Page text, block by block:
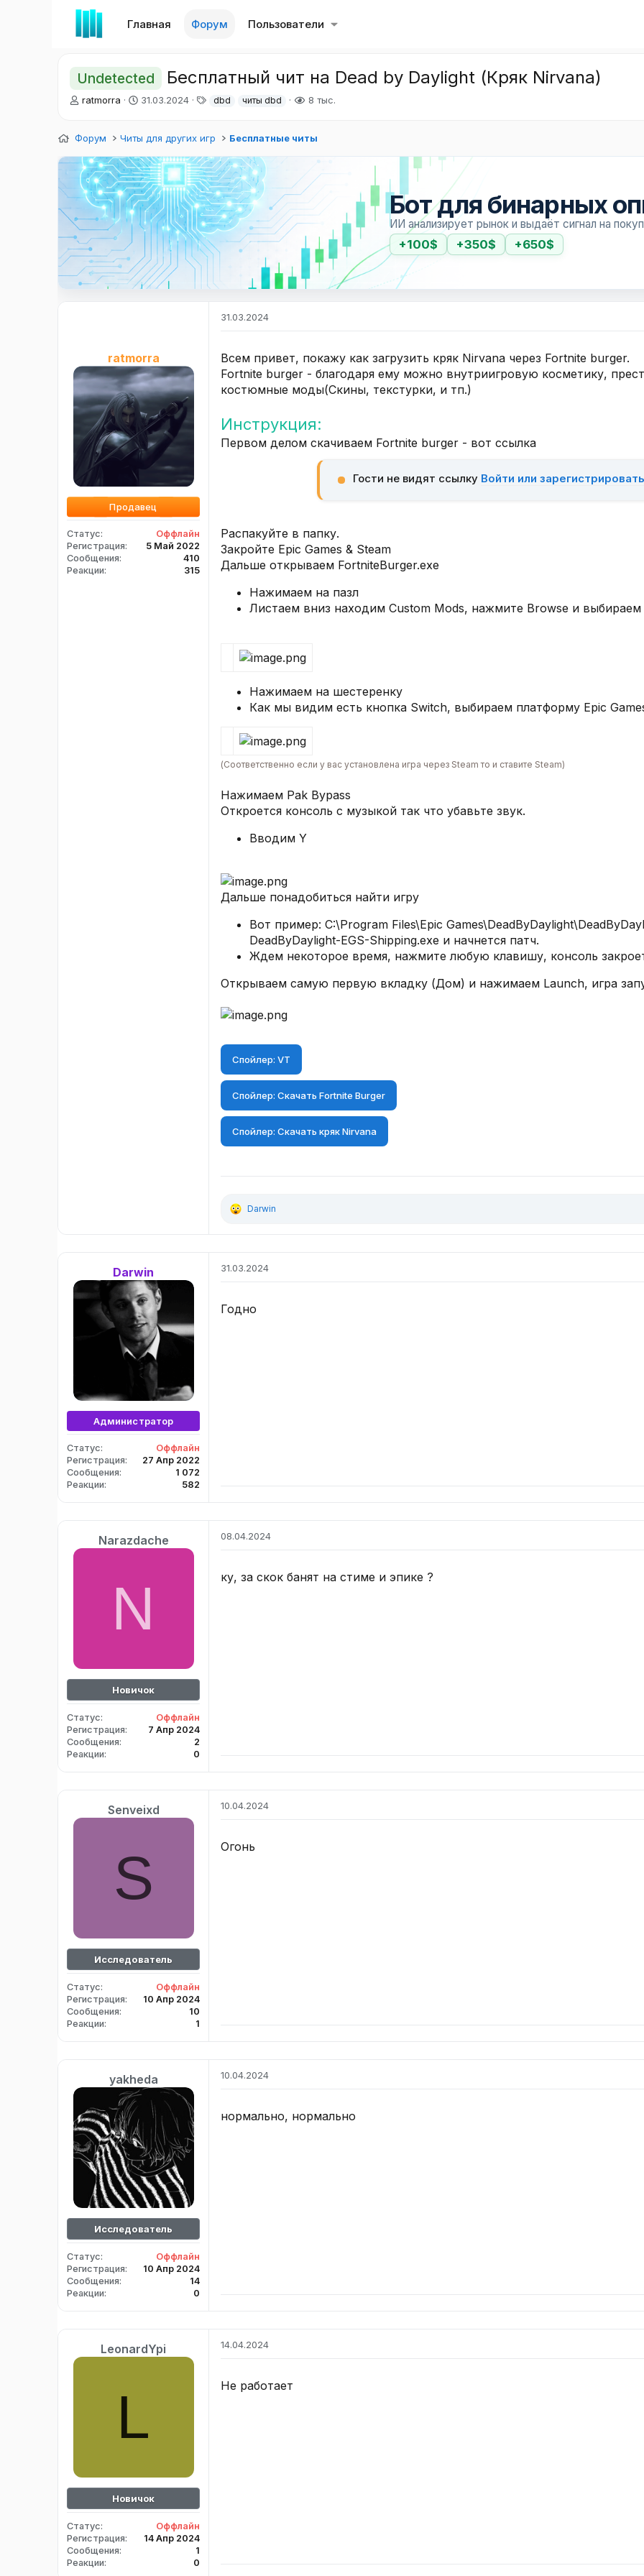
Главная Форум Пользователи
Undetected Бесплатный чит на Dead by Daylight (Кряк Nirvana)
А
о
т
е
м
ы
ratmorra
Д
а
а
ч
а
л
а
31.03.2024
Т
и
dbd читы dbd 8 тыс.
Форум Читы для других игр Бесплатные читы
Бот для бинарных
ИИ анализирует рынок и выдаёт сигнал на
+100$ +350$ +650$
ratmorra
Продавец
Статус
Оффлайн
Регистрация
5 Май 2022
Сообщения
410
Реакции
315
31.03.2024
Всем привет, покажу как загрузить кряк Nirvana через Fortnite burger.
Fortnite burger - благодаря ему можно внутриигровую косметику,
костюмные моды(Скины, текстурки, и тп.)
Инструкция:
Первом делом скачиваем Fortnite burger - вот ссылка
Гости не видят ссылку Войти или
Распакуйте в папку.
Закройте Epic Games & Steam
Дальше открываем FortniteBurger.exe
Нажимаем на пазл​
Листаем вниз находим Custom Mods, нажмите Browse и
Нажимаем на шестеренку​
Как мы видим есть кнопка Switch, выбираем платформу Epic
(Соответственно если у вас установлена игра через Steam то и ставите Steam)
Нажимаем Pak Bypass
Откроется консоль с музыкой так что убавьте звук.
Вводим Y​
Дальше понадобиться найти игру
Вот пример: C:\Program Files\Epic
DeadByDaylight-EGS-Shipping.exe и начнется патч.​
Ждем некоторое время, нажмите любую клавишу, консоль
Открываем самую первую вкладку (Дом) и нажимаем Launch, игра
Спойлер: VT
Спойлер: Скачать Fortnite Burger
Спойлер: Скачать кряк Nirvana
Р
и
Darwin
Darwin
Администратор
Статус
Оффлайн
Регистрация
27 Апр 2022
Сообщения
1 072
Реакции
582
31.03.2024
Годно
Narazdache
N
Новичок
Статус
Оффлайн
Регистрация
7 Апр 2024
Сообщения
2
Реакции
0
08.04.2024
ку, за скок банят на стиме и эпике ?
Senveixd
S
Исследователь
Статус
Оффлайн
Регистрация
10 Апр 2024
Сообщения
10
Реакции
1
10.04.2024
Огонь
yakheda
Исследователь
Статус
Оффлайн
Регистрация
10 Апр 2024
Сообщения
14
Реакции
0
10.04.2024
нормально, нормально
LeonardYpi
L
Новичок
Статус
Оффлайн
Регистрация
14 Апр 2024
Сообщения
1
Реакции
0
14.04.2024
Не работает